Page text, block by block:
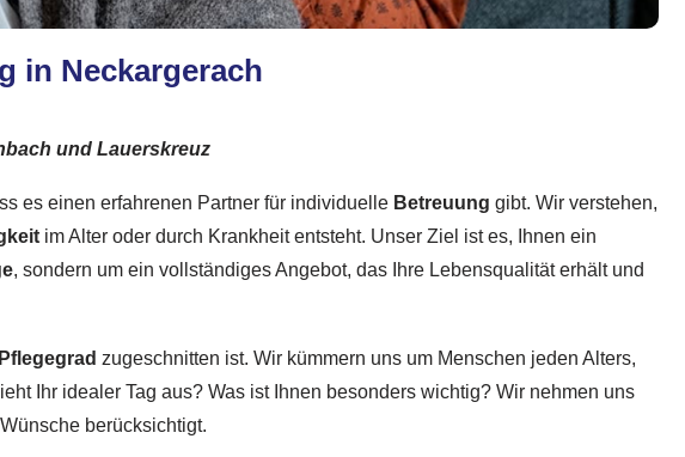
in Neckargerach
und Lauerskreuz
es einen erfahrenen Partner für individuelle Betreuung gibt. Wir verstehen,
im Alter oder durch Krankheit entsteht. Unser Ziel ist es, Ihnen ein
, sondern um ein vollständiges Angebot, das Ihre Lebensqualität erhält und
Pflegegrad zugeschnitten ist. Wir kümmern uns um Menschen jeden Alters,
Ihr idealer Tag aus? Was ist Ihnen besonders wichtig? Wir nehmen uns
berücksichtigt.